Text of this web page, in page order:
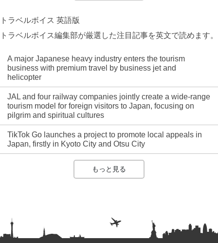
トラベルボイス 英語版
トラベルボイス編集部が厳選した注目記事を英文で読めます。
A major Japanese heavy industry enters the tourism
business with premium travel by business jet and
helicopter
JAL and four railway companies jointly create a wide-range
tourism model for foreign visitors to Japan, focusing on
pilgrim and spiritual cultures
TikTok Go launches a project to promote local appeals in
Japan, firstly in Kyoto City and Otsu City
もっと見る